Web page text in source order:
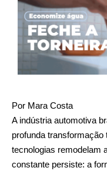
Por Mara Costa
A indústria automotiva
profunda
tecnologias remodelam
constante persiste: a